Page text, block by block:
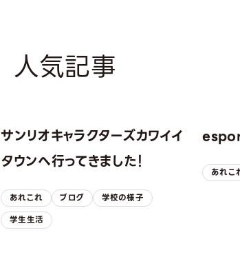
人気記事
サンリオキャラクターズカワイイ
タウンへ行ってきました！
あれこれ ブログ
学校の様子
学生生活
あれこ